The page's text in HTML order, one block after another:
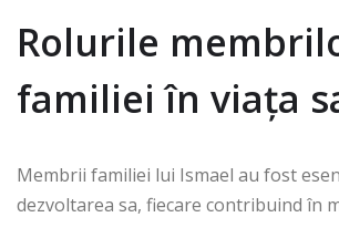
Rolurile
familiei în viața
Membrii familiei lui Ismael au fost
dezvoltarea sa, fiecare contribuind în